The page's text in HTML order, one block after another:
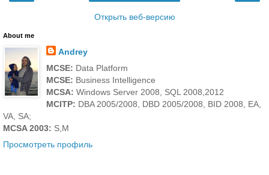
Открыть веб-версию
About me
Andrey
MCSE: Data Platform
MCSE: Business Intelligence
MCSA: Windows Server 2008, SQL 2008,2012
MCITP: DBA 2005/2008, DBD 2005/2008, BID 2008, EA,
VA, SA;
MCSA 2003: S,M
Просмотреть профиль